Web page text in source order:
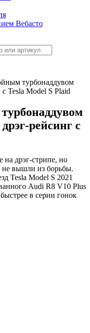
Вебасто
турбонаддувом
Tesla Model S Plaid
рейсинг с
на дрэг-стрипе, но
не вышли из борьбы.
Tesla Model S 2021
Audi R8 V10 Plus
в серии гонок